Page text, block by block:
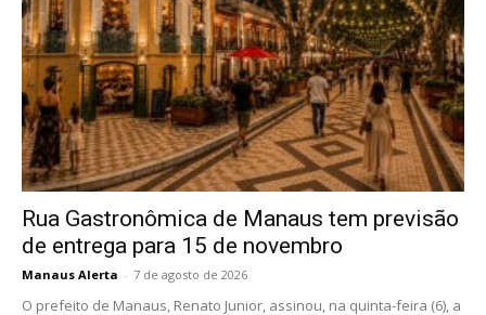
Rua Gastronômica de Manaus tem previsão
de entrega para 15 de novembro
Manaus Alerta - 7 de agosto de 2026
O prefeito de Manaus, Renato Junior, assinou, na quinta-feira (6), a